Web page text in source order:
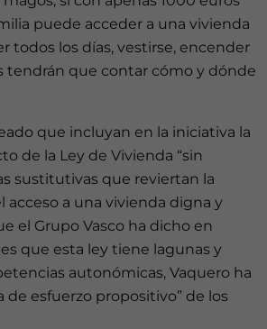
puede acceder a una vivienda
todos los días, vestirse, encender
tendrán que contar cómo y dónde
que incluyan en la iniciativa la
de la Ley de Vivienda “sin
sustitutivas que reviertan la
acceso a una vivienda digna y
el Grupo Vasco ha dicho en
que esta ley tiene lagunas y
autonómicas, Vaquero ha
de esfuerzo propositivo” de los